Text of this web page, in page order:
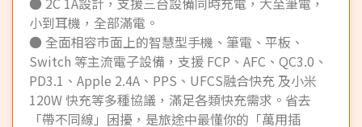
小到耳機，全部滿電。
● 全面相容市面上的智慧型手機、筆電、平板、
Switch 等主流電子設備，支援 FCP、AFC、QC3.0、
PD3.1、Apple 2.4A、PPS、UFCS融合快充 及小米
120W 快充等多種協議，滿足各類快充需求。省去
「帶不同線」困擾，是旅途中最懂你的「萬用插